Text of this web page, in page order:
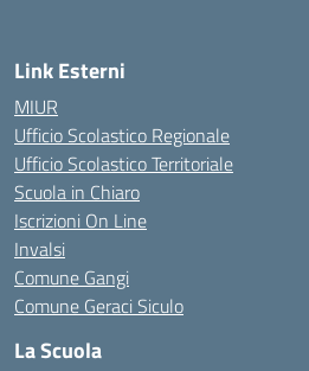
Link Esterni
MIUR
Ufficio Scolastico Regionale
Ufficio Scolastico Territoriale
Scuola in Chiaro
Iscrizioni On Line
Invalsi
Comune Gangi
Comune Geraci Siculo
La Scuola